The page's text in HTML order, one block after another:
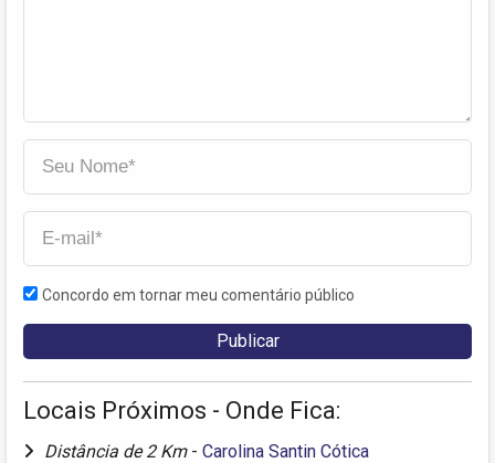
Concordo em tornar meu comentário público
Locais Próximos - Onde Fica:
Distância de 2 Km - Carolina Santin Cótica